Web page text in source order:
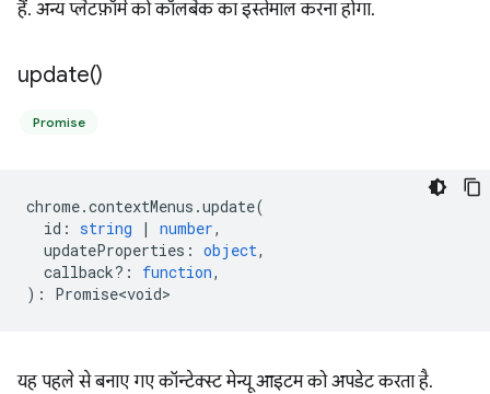
हैं. अन्य प्लैटफ़ॉर्म को कॉलबैक का इस्तेमाल करना होगा.
update()
Promise
chrome.contextMenus .update(
id : string | number,
updateProperties : object,
callback? : function,
) : Promise<void>
यह पहले से बनाए गए कॉन्टेक्स्ट मेन्यू आइटम को अपडेट करता है.